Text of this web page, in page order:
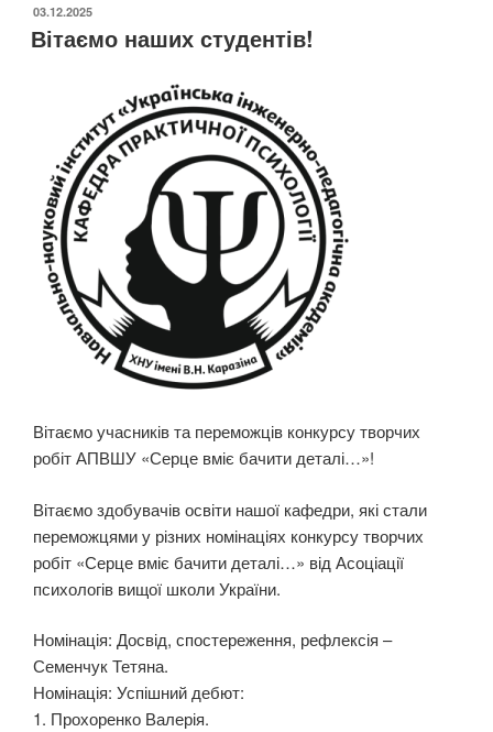
ОПУБЛІКОВАНО
03.12.2025
Вітаємо наших студентів!
Вітаємо учасників та переможців конкурсу творчих
робіт АПВШУ «Серце вміє бачити деталі…»!
Вітаємо здобувачів освіти нашої кафедри, які стали
переможцями у різних номінаціях конкурсу творчих
робіт «Серце вміє бачити деталі…» від Асоціації
психологів вищої школи України.
Номінація: Досвід, спостереження, рефлексія –
Семенчук Тетяна.
Номінація: Успішний дебют:
1. Прохоренко Валерія.